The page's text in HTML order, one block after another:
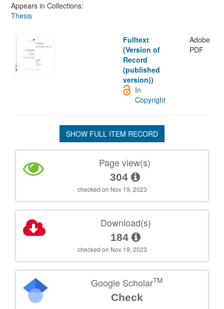
Appears in Collections:
Thesis
Fulltext
(Version of
Record
(published
version))
Adobe
PDF
In
Copyright
SHOW FULL ITEM RECORD
Page view(s)
304
checked on Nov 19, 2023
Download(s)
184
checked on Nov 19, 2023
Google ScholarTM
Check